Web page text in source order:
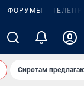
ФОРУМЫ
Сиротам